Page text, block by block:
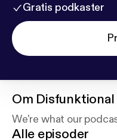
Gratis podkaster
Om Disfunktional
We're what our
Alle episoder